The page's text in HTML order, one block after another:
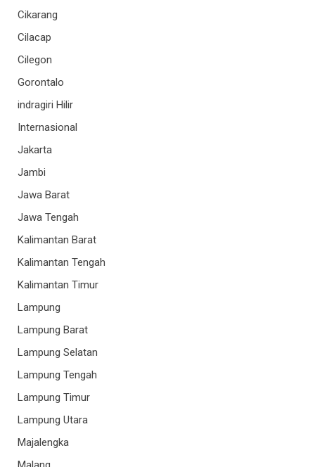
Cikarang
Cilacap
Cilegon
Gorontalo
indragiri Hilir
Internasional
Jakarta
Jambi
Jawa Barat
Jawa Tengah
Kalimantan Barat
Kalimantan Tengah
Kalimantan Timur
Lampung
Lampung Barat
Lampung Selatan
Lampung Tengah
Lampung Timur
Lampung Utara
Majalengka